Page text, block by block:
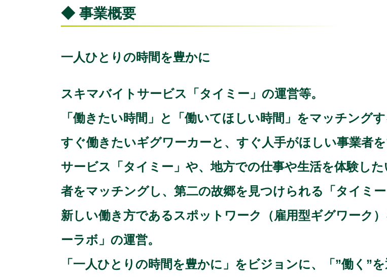
◆ 事業概要
一人ひとりの時間を豊かに
スキマバイトサービス「タイミー」の運営等。
「働きたい時間」と「働いてほしい時間」をマッチング
すぐ働きたいギグワーカーと、すぐ人手がほしい事業者
サービス「タイミー」や、地方での仕事や生活を体験し
者をマッチングし、第二の故郷を見つけられる「タイミー
新しい働き方であるスポットワーク（雇用型ギグワーク
ーラボ」の運営。
「一人ひとりの時間を豊かに」をビジョンに、「”働く”